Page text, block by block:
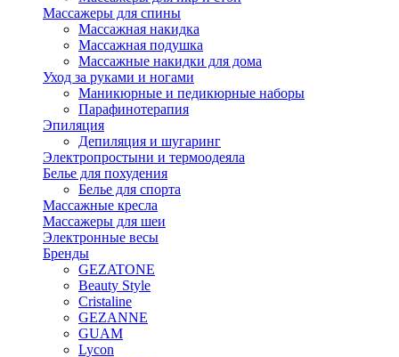
Массажеры для спины
Массажная накидка
Массажная подушка
Массажные накидки для дома
Уход за руками и ногами
Маникюрные и педикюрные наборы
Парафинотерапия
Эпиляция
Депиляция и шугаринг
Электропростыни и термоодеяла
Белье для похудения
Белье для спорта
Массажные кресла
Массажеры для шеи
Электронные весы
Бренды
GEZATONE
Beauty Style
Cristaline
GEZANNE
GUAM
Lycon